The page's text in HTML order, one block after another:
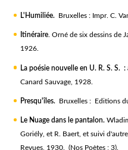
L'Humiliée. Bruxelles : Impr. C.
Itinéraire. Orné de six dessins de
1926.
La poésie nouvelle en U. R. S. S.
Canard Sauvage, 1928.
Presqu'îles. Bruxelles : Editions
Le Nuage dans le pantalon.
Goriély, et R. Baert, et suivi
Revues, 1930. (Nos Poètes ; 3).